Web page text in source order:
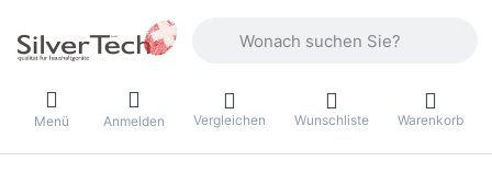
Menü Anmelden Vergleichen Wunschliste Warenkorb